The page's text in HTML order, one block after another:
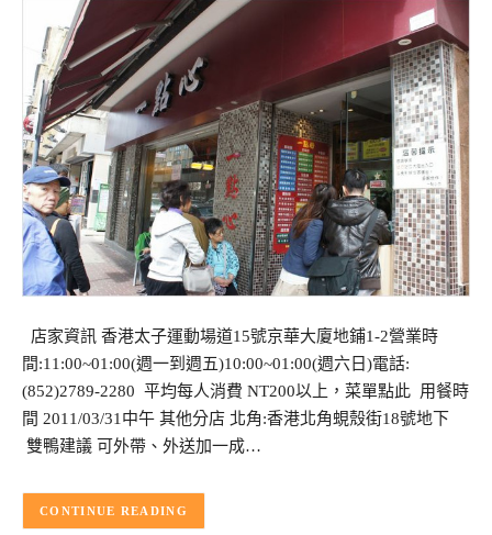
店家資訊 香港太子運動場道15號京華大廈地鋪1-2營業時
間:11:00~01:00(週一到週五)10:00~01:00(週六日)電話:
(852)2789-2280 平均每人消費 NT200以上，菜單點此 用餐時
間 2011/03/31中午 其他分店 北角:香港北角蜆殼街18號地下
雙鴨建議 可外帶、外送加一成…
CONTINUE READING